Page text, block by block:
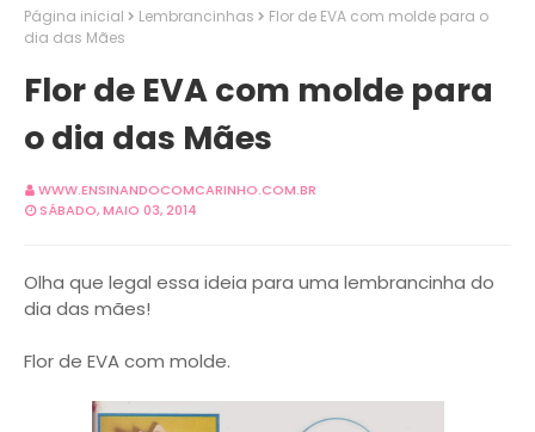
Página inicial Lembrancinhas
Flor de EVA com molde para o
dia das Mães
Flor de EVA com molde para
o dia das Mães
WWW.ENSINANDOCOMCARINHO.COM.BR
SÁBADO, MAIO 03, 2014
Olha que legal essa ideia para uma lembrancinha do
dia das mães!
Flor de EVA com molde.